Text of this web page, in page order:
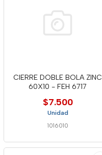
CIERRE DOBLE BOLA ZINC
60X10 - FEH 6717
$7.500
Unidad
1016010